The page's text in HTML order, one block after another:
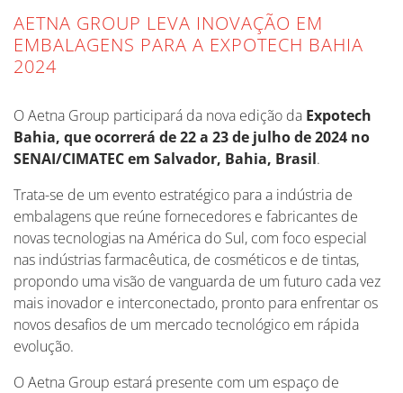
AETNA GROUP LEVA INOVAÇÃO EM
EMBALAGENS PARA A EXPOTECH BAHIA
2024
O Aetna Group participará da nova edição da Expotech
Bahia, que ocorrerá de 22 a 23 de julho de 2024 no
SENAI/CIMATEC em Salvador, Bahia, Brasil.
Trata-se de um evento estratégico para a indústria de
embalagens que reúne fornecedores e fabricantes de
novas tecnologias na América do Sul, com foco especial
nas indústrias farmacêutica, de cosméticos e de tintas,
propondo uma visão de vanguarda de um futuro cada vez
mais inovador e interconectado, pronto para enfrentar os
novos desafios de um mercado tecnológico em rápida
evolução.
O Aetna Group estará presente com um espaço de